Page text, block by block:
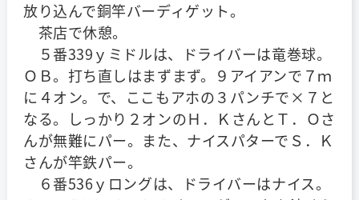
放り込んで銅竿バーディゲット。
茶店で休憩。
５番339ｙミドルは、ドライバーは竜巻球。
ＯＢ。打ち直しはまずまず。９アイアンで７ｍ
に４オン。で、ここもアホの３パンチで×７と
なる。しっかり２オンのＨ．ＫさんとＴ．Ｏさ
んが無難にパー。また、ナイスパターでＳ．Ｋ
さんが竿鉄パー。
６番536ｙロングは、ドライバーはナイス。